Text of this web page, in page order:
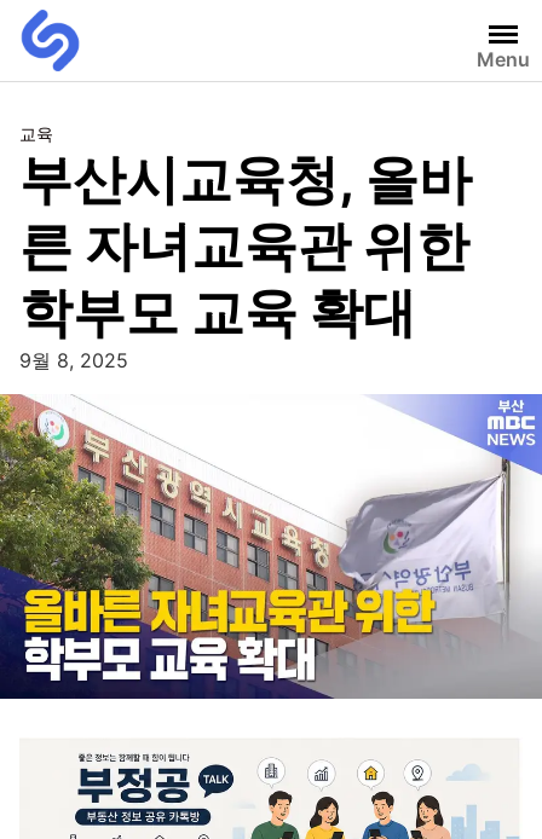
Menu
교육
부산시교육청, 올바
른 자녀교육관 위한
학부모 교육 확대
9월 8, 2025